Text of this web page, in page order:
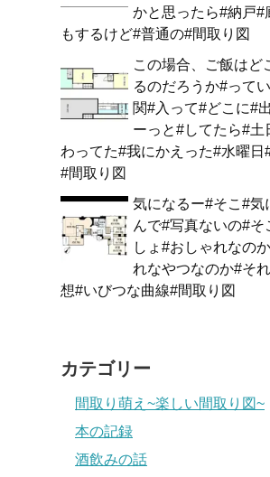
かと思ったら#納戸#
もするけど#普通の#間取り図
この場合、ご飯はど
るのだろうか#って
関#入って#どこに#
ーっと#してたら#土
わってた#我にかえった#水曜日
#間取り図
気になるー#そこ#気
んで#写真ないの#そ
しょ#おしゃれなの
れなやつなのか#そ
想#いびつな曲線#間取り図
カテゴリー
間取り萌え~楽しい間取り図~
本の記録
酒飲みの話